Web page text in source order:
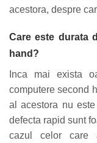
acestora, despre
Care este durata
hand?
Inca mai exista
computere second
al acestora nu
defecta rapid sunt
cazul celor care